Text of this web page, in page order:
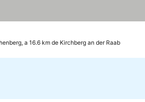
a 16.6 km de Kirchberg an der Raab